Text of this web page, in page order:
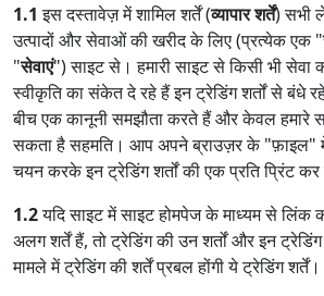
1.1इस दस्तावेज़ में शामिल शर्तें (व्यापार शर्तें) सभी
उत्पादों और सेवाओं की खरीद के लिए (प्रत्येक एक "
"सेवाएं") साइट से। हमारी साइट से किसी भी
स्वीकृति का संकेत दे रहे हैं इन ट्रेडिंग शर्तों से बंधे
बीच एक कानूनी समझौता करते हैं और केवल हमारे
सकता है सहमति। आप अपने ब्राउज़र के "फ़ाइल"
चयन करके इन ट्रेडिंग शर्तों की एक प्रति प्रिंट
1.2यदि साइट में साइट होमपेज के माध्यम से लिंक
अलग शर्तें हैं, तो ट्रेडिंग की उन शर्तों और इन ट्रेडिंग
मामले में ट्रेडिंग की शर्तें प्रबल होंगी ये ट्रेडिंग शर्तें।